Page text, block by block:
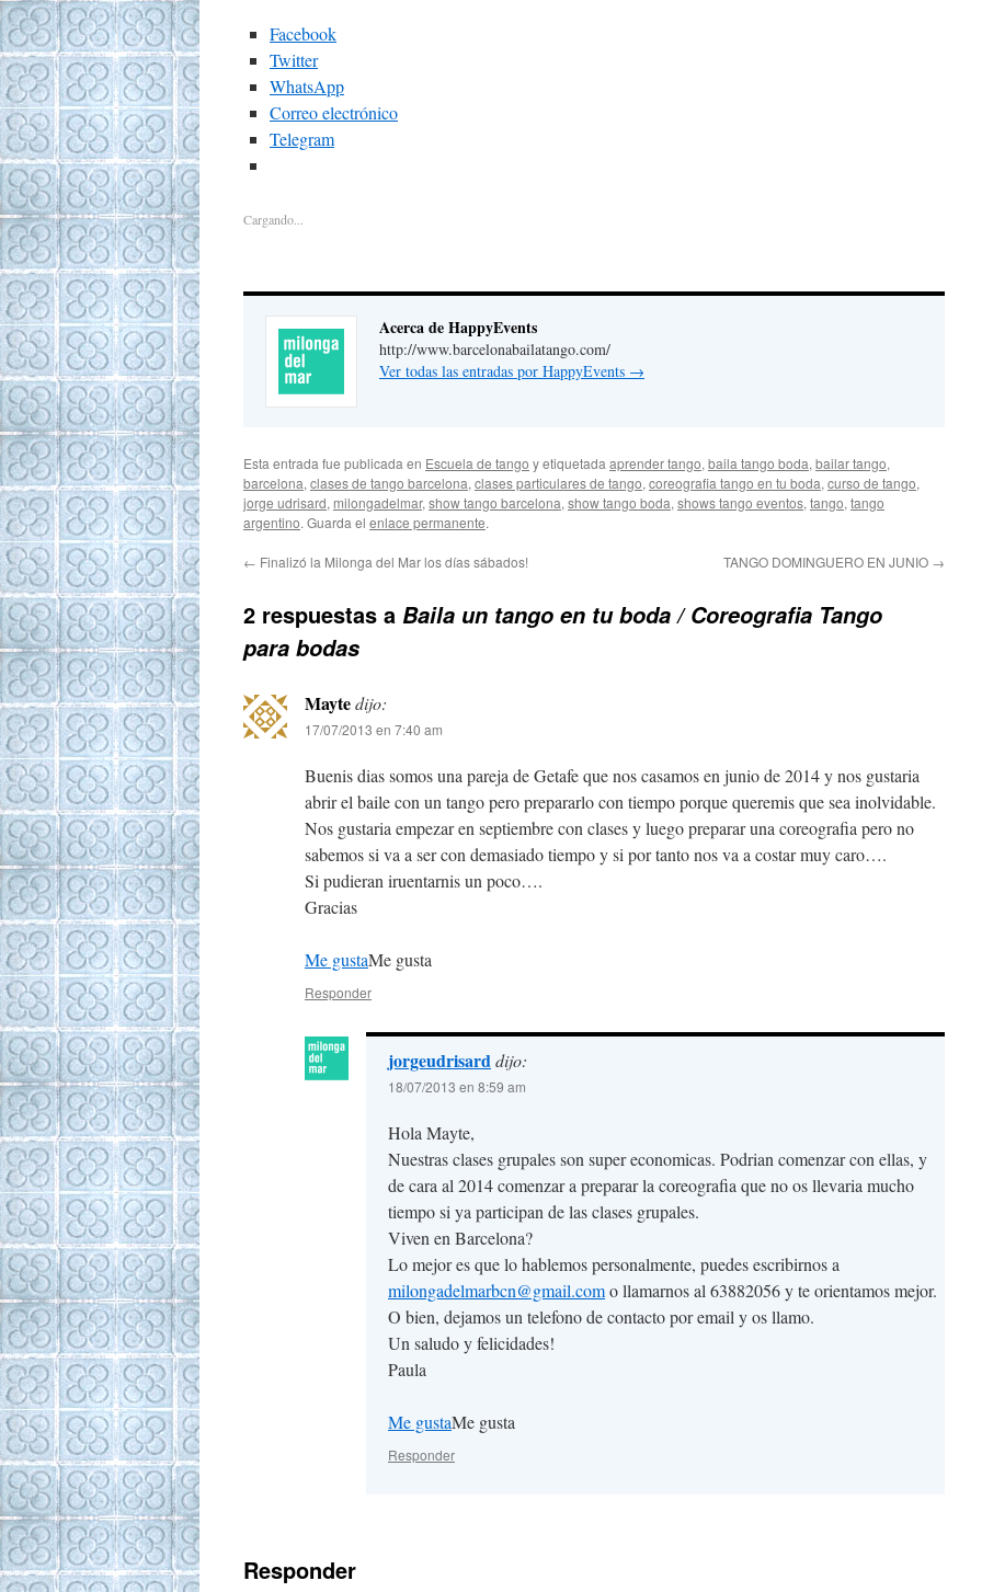
Facebook
Twitter
WhatsApp
Correo electrónico
Telegram
Cargando...
Acerca de HappyEvents
http://www.barcelonabailatango.com/
Ver todas las entradas por HappyEvents →
Esta entrada fue publicada en Escuela de tango y etiquetada aprender tango, baila tango boda, bailar tango,
barcelona, clases de tango barcelona, clases particulares de tango, coreografia tango en tu boda, curso de tango,
jorge udrisard, milongadelmar, show tango barcelona, show tango boda, shows tango eventos, tango, tango
argentino. Guarda el enlace permanente.
← Finalizó la Milonga del Mar los días sábados! TANGO DOMINGUERO EN JUNIO →
2 respuestas a Baila un tango en tu boda / Coreografia Tango
para bodas
Maytedijo:
17/07/2013 en 7:40 am
Buenis dias somos una pareja de Getafe que nos casamos en junio de 2014 y nos gustaria
abrir el baile con un tango pero prepararlo con tiempo porque queremis que sea inolvidable.
Nos gustaria empezar en septiembre con clases y luego preparar una coreografia pero no
sabemos si va a ser con demasiado tiempo y si por tanto nos va a costar muy caro….
Si pudieran iruentarnis un poco….
Gracias
Me gustaMe gusta
Responder
jorgeudrisarddijo:
18/07/2013 en 8:59 am
Hola Mayte,
Nuestras clases grupales son super economicas. Podrian comenzar con ellas, y
de cara al 2014 comenzar a preparar la coreografia que no os llevaria mucho
tiempo si ya participan de las clases grupales.
Viven en Barcelona?
Lo mejor es que lo hablemos personalmente, puedes escribirnos a
milongadelmarbcn@gmail.como llamarnos al 63882056 y te orientamos mejor.
O bien, dejamos un telefono de contacto por email y os llamo.
Un saludo y felicidades!
Paula
Me gustaMe gusta
Responder
Responder